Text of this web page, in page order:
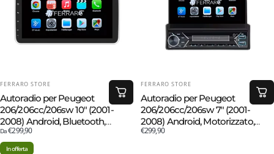
FORNITORE:
FERRARO STORE
Autoradio per Peugeot
206/206cc/206sw 10" (2001-
2008) Android, Bluetooth,
Estraibile, CarPlay, Android Auto,
2GB/6GB/8GB Ram
Da€299,90
FORNITORE:
FERRARO STORE
Autoradio per Peugeot
206/206cc/206sw 7" (2001-
2008) Android, Motorizzato,
Bluetooth, CarPlay, Android
€299,90
In offerta